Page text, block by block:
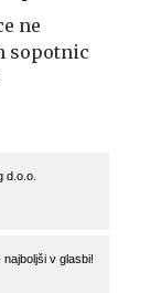
ne
sopotnic